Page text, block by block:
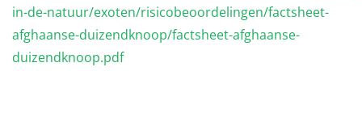
in-de-natuur/exoten/risicobeoordelingen/factsheet-
afghaanse-duizendknoop/factsheet-afghaanse-
duizendknoop.pdf